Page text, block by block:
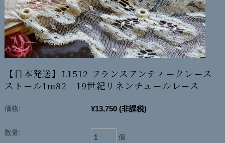
【日本発送】L1512 フランスアンティークレース
ストール1m82 19世紀リネンチュールレース
価格: ¥13,750 (非課税)
数量:
個